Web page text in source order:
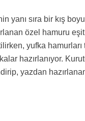
yanı sıra bir kış
özel hamuru
yufka hamurları
hazırlanıyor.
yazdan